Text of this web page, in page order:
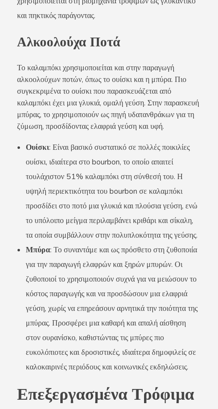
και πηκτικός παράγοντας.
Αλκοολούχα Ποτά
Το καλαμπόκι χρησιμοποιείται και στην παραγωγή
αλκοολούχων ποτών, όπως το ουίσκι και η μπύρα. Πιο
συγκεκριμένα το ουίσκι που παρασκευάζεται από
καλαμπόκι έχει μια γλυκιά, ομαλή γεύση. Στην παρασκευή
μπύρας, το χρησιμοποιούν ως πηγή υδατανθράκων για τη
ζύμωση, προσδίδοντας ελαφριά γεύση και υφή.
Ουίσκι: Είναι βασικό συστατικό σε πολλές ποικιλίες
ουίσκι, ιδιαίτερα στο bourbon, το οποίο απαιτεί
τουλάχιστον 51% καλαμπόκι στη σύνθεσή του. Η
υψηλή περιεκτικότητα του bourbon σε καλαμπόκι
προσδίδει στο ποτό μια γλυκιά και πλούσια γεύση, ενώ
το υπόλοιπο μείγμα περιλαμβάνει κριθάρι και σίκαλη,
τα οποία συμβάλλουν στην πολυπλοκότητα της γεύσης.
Μπύρα: Το συναντάμε και ως πρόσθετο στη ζυθοποιία
για την παραγωγή ελαφρών και ξηρών μπυρών. Οι
ζυθοποιοί το χρησιμοποιούν συχνά για να μειώσουν το
κόστος παραγωγής και να προσδώσουν μια ελαφριά
γεύση, χωρίς να επηρεάσουν αρνητικά την ποιότητα της
μπύρας. Προσφέρει μια καθαρή και απαλή αίσθηση
στον ουρανίσκο, καθιστώντας τις μπύρες πιο
ευκολόπιοτες και δροσιστικές, ιδιαίτερα δημοφιλείς σε
καλοκαιρινές περιόδους και κοινωνικές εκδηλώσεις.
Επεξεργασμένα Τρόφιμα